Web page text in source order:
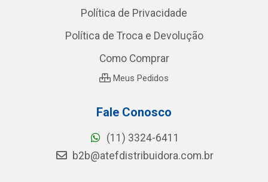
Política de Privacidade
Política de Troca e Devolução
Como Comprar
Meus Pedidos
Fale Conosco
(11) 3324-6411
b2b@atefdistribuidora.com.br